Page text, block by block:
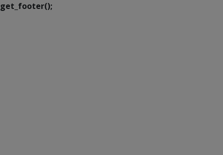
get_footer();